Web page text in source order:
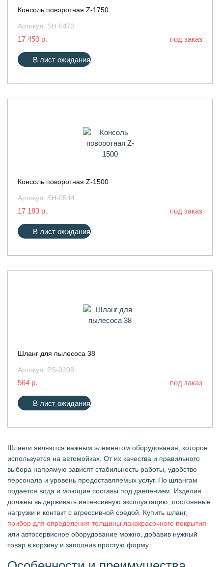
Консоль поворотная Z-1750
Артикул: SH-0472
17 450 р. под заказ
В лист ожидания
Консоль поворотная Z-1500
Артикул: SH-0544
17 183 р. под заказ
В лист ожидания
Шланг для пылесоса 38
Артикул: PS-0208
564 р. под заказ
В лист ожидания
Шланги являются важным элементом оборудования, которое
используется на автомойках. От их качества и правильного
выбора напрямую зависят стабильность работы, удобство
персонала и уровень предоставляемых услуг. По шлангам
подается вода и моющие составы под давлением. Изделия
должны выдерживать интенсивную эксплуатацию, постоянные
нагрузки и контакт с агрессивной средой. Купить шланг,
прибор для определения толщины лакокрасочного покрытия
или автосервисное оборудование можно, добавив нужный
товар в корзину и заполнив простую форму.